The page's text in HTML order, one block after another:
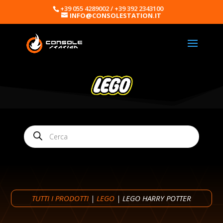
+39 055 4289002 / +39 392 2343100
INFO@CONSOLESTATION.IT
Products
search
TUTTI I PRODOTTI | LEGO | LEGO HARRY POTTER